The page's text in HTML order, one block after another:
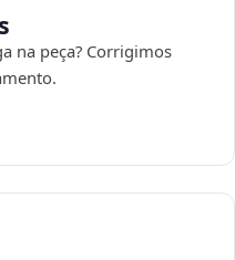
na peça? Corrigimos